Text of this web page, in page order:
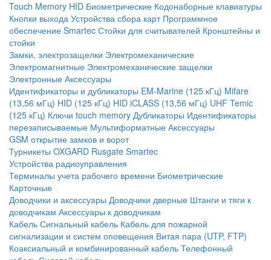
Touch Memory HID Биометрические Кодонаборные клавиатуры
Кнопки выхода Устройства сбора карт Программное
обеспечение Smartec Стойки для считывателей Кронштейны и
стойки
Замки, электрозащелки Электромеханические
Электромагнитные Электромеханические защелки
Электронные Аксессуары
Идентификаторы и дубликаторы EM-Marine (125 кГц) Mifare
(13,56 мГц) HID (125 кГц) HID iCLASS (13,56 мГц) UHF Temic
(125 кГц) Ключи touch memory Дубликаторы Идентификаторы
перезаписываемые Мультиформатные Аксессуары
GSM открытие замков и ворот
Турникеты OXGARD Rusgate Smartec
Устройства радиоуправления
Терминалы учета рабочего времени Биометрические
Карточные
Доводчики и аксессуары Доводчики дверные Штанги и тяги к
доводчикам Аксессуары к доводчикам
Кабель Сигнальный кабель Кабель для пожарной
сигнализации и систем оповещения Витая пара (UTP, FTP)
Коаксиальный и комбинированный кабель Телефонный